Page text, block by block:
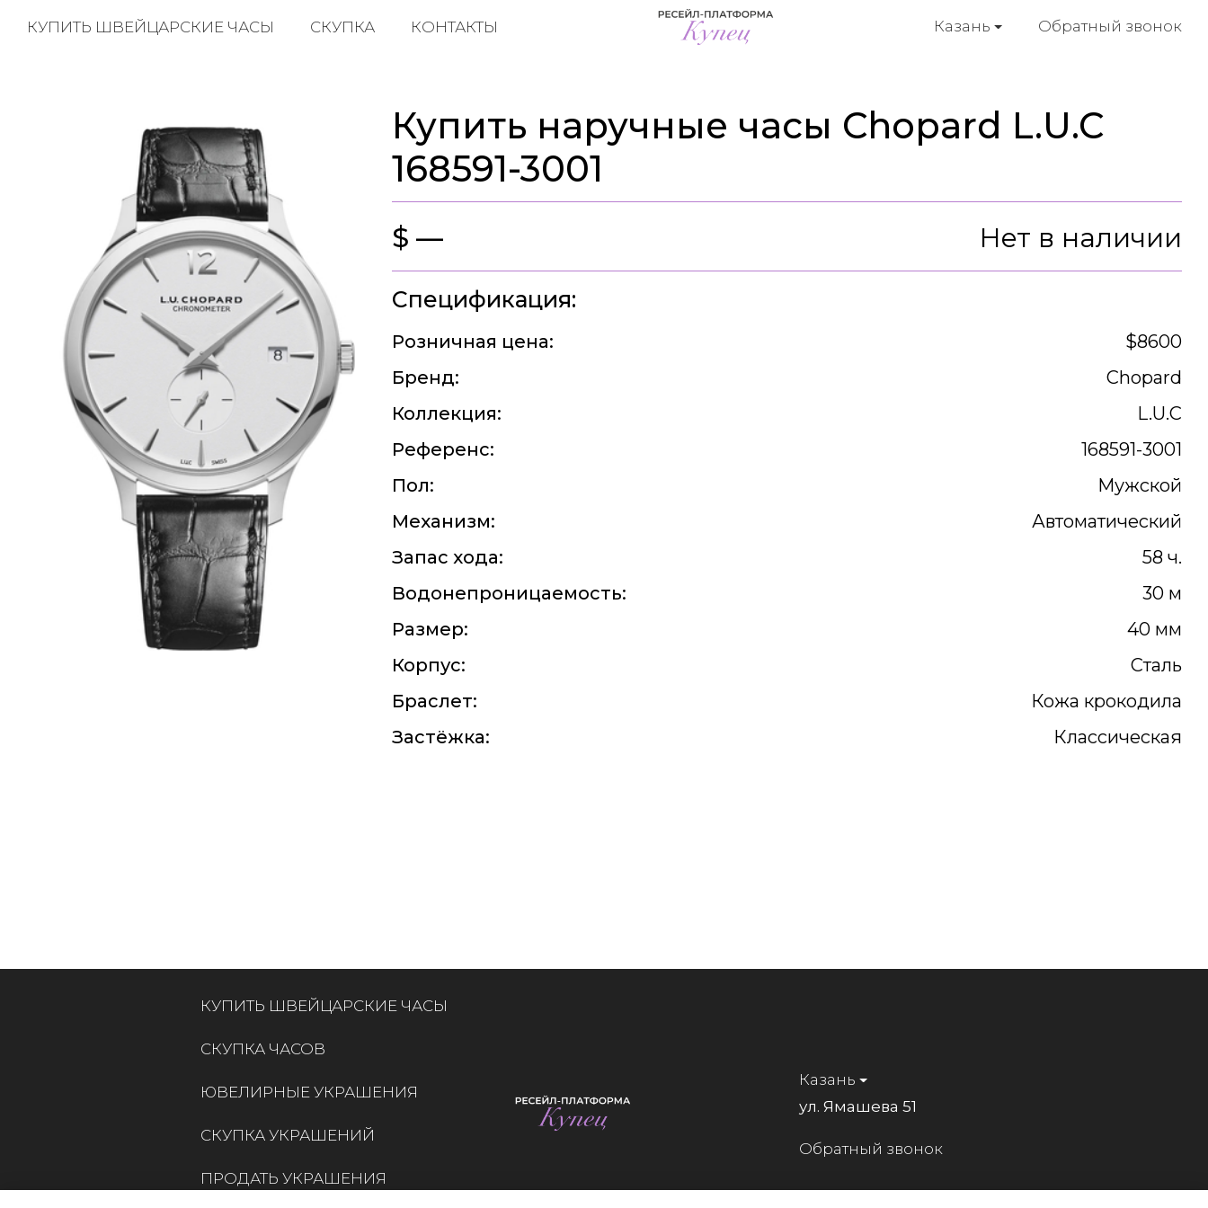
Казань Обратный звонок
КУПИТЬ ШВЕЙЦАРСКИЕ ЧАСЫ СКУПКА КОНТАКТЫ
Купить наручные часы Chopard L.U.C
168591-3001
$ — Нет в наличии
Спецификация:
Розничная цена:
$8600
Бренд:
Chopard
Коллекция:
L.U.C
Референс:
168591-3001
Пол:
Мужской
Механизм:
Автоматический
Запас хода:
58 ч.
Водонепроницаемость:
30 м
Размер:
40 мм
Корпус:
Сталь
Браслет:
Кожа крокодила
Застёжка:
Классическая
КУПИТЬ ШВЕЙЦАРСКИЕ ЧАСЫ
СКУПКА ЧАСОВ
ЮВЕЛИРНЫЕ УКРАШЕНИЯ
СКУПКА УКРАШЕНИЙ
ПРОДАТЬ УКРАШЕНИЯ
Казань
ул. Ямашева 51
Обратный звонок